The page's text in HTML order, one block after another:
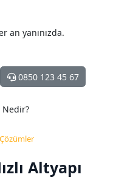
an yanınızda.
0850 123 45 67
Altyapı